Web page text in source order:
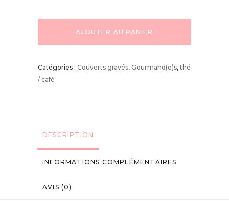
AJOUTER AU PANIER
Catégories : Couverts gravés, Gourmand(e)s,thé
/ café
DESCRIPTION
INFORMATIONS COMPLÉMENTAIRES
AVIS (0)